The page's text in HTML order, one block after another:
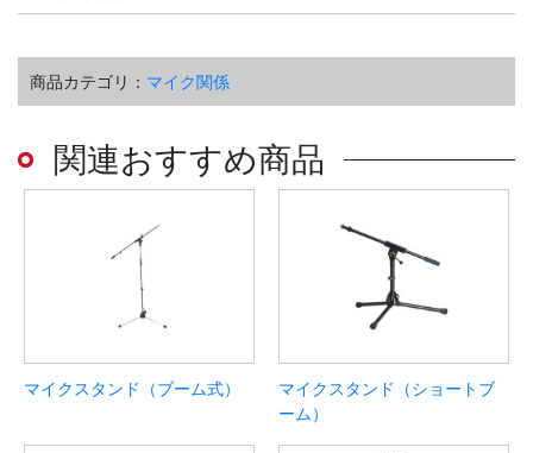
商品カテゴリ： マイク関係
関連おすすめ商品
マイクスタンド（ブーム式）
マイクスタンド（ショートブ
ーム）